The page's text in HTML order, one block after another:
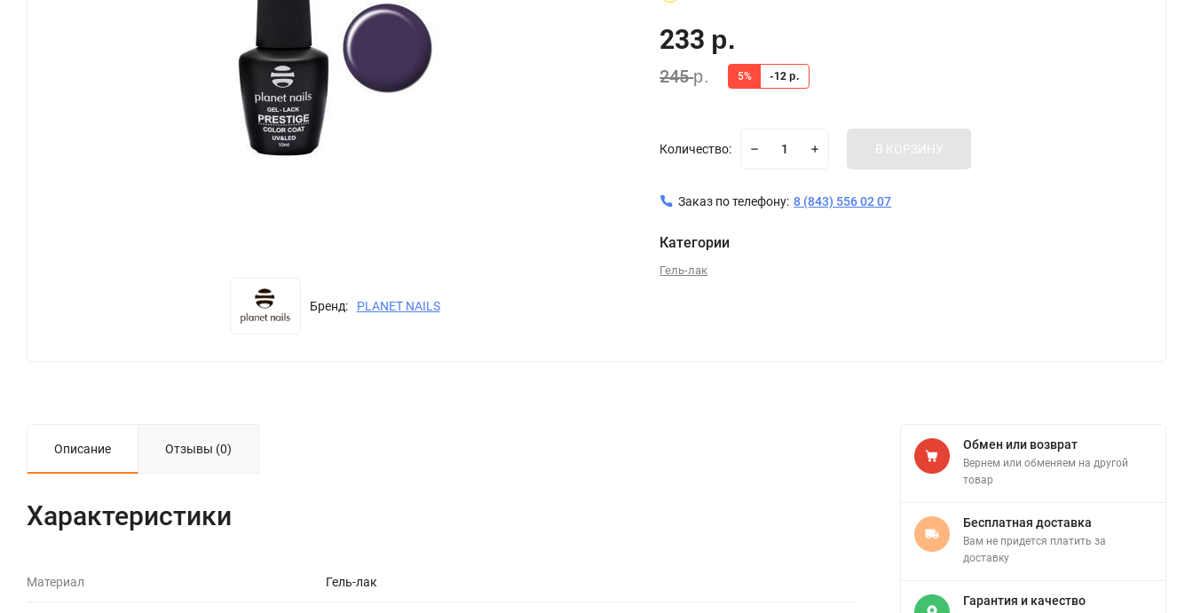
Бренд: PLANET NAILS
233 р.
245р. 5% -12 р.
Количество: В КОРЗИНУ
Заказ по телефону: 8 (843) 556 02 07
Категории
Гель-лак
Описание Отзывы (0)
Характеристики
Материал Гель-лак
Обмен или возврат
Вернем или обменяем на другой
товар
Бесплатная доставка
Вам не придется платить за
доставку
Гарантия и качество